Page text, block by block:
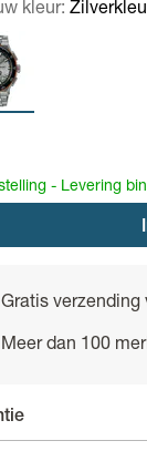
kleur:
- Levering
Gratis verzending
Meer dan 100